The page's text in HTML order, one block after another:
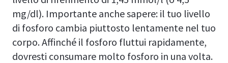
mg/dl). Importante anche sapere: il tuo livello
di fosforo cambia piuttosto lentamente nel tuo
corpo. Affinché il fosforo fluttui rapidamente,
dovresti consumare molto fosforo in una volta.